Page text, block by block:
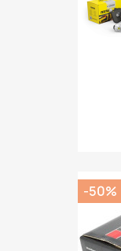
-50%